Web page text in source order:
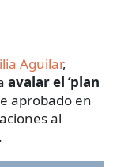
Aguilar,
avalar el ‘plan
aprobado en
al